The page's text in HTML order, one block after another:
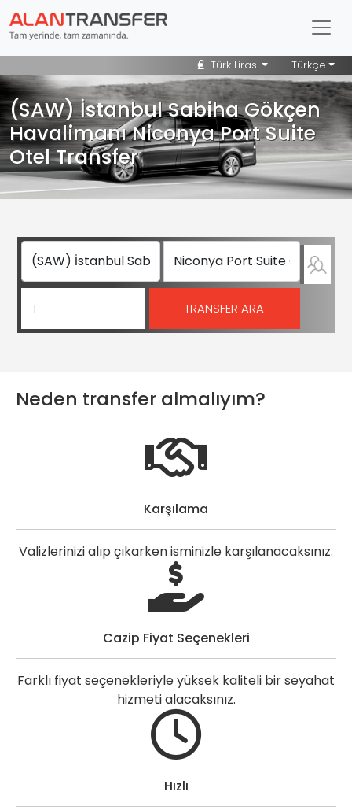
Türk Lirası Türkçe
(SAW) İstanbul Sabiha Gökçen
Havalimanı Niconya Port Suite
Otel Transfer
Neden transfer almalıyım?
Karşılama
Valizlerinizi alıp çıkarken isminizle karşılanacaksınız.
Cazip Fiyat Seçenekleri
Farklı fiyat seçenekleriyle yüksek kaliteli bir seyahat
hizmeti alacaksınız.
Hızlı